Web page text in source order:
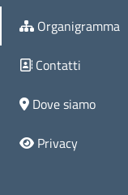
Organigramma
Contatti
Dove siamo
Privacy